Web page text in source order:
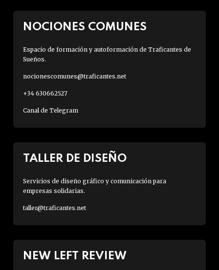
NOCIONES COMUNES
Espacio de formación y autoformación de Traficantes de
Sueños.
nocionescomunes@traficantes.net
+34 630662527
Canal de Telegram
TALLER DE DISEÑO
Servicios de diseño gráfico y comunicación para
empresas solidarias.
taller@traficantes.net
NEW LEFT REVIEW